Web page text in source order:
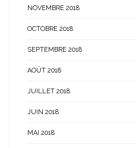
NOVEMBRE 2018
OCTOBRE 2018
SEPTEMBRE 2018
AOÛT 2018
JUILLET 2018
JUIN 2018
MAI 2018